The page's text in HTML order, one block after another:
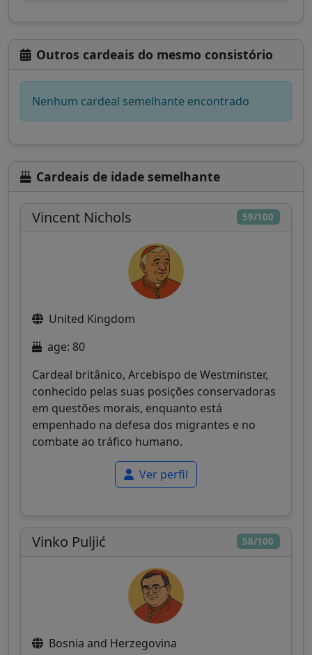
Outros cardeais do mesmo consistório
Nenhum cardeal semelhante encontrado
Cardeais de idade semelhante
59/100
Vincent Nichols
United Kingdom
age: 80
Cardeal britânico, Arcebispo de Westminster,
conhecido pelas suas posições conservadoras
em questões morais, enquanto está
empenhado na defesa dos migrantes e no
combate ao tráfico humano.
Ver perfil
58/100
Vinko Puljić
Bosnia and Herzegovina